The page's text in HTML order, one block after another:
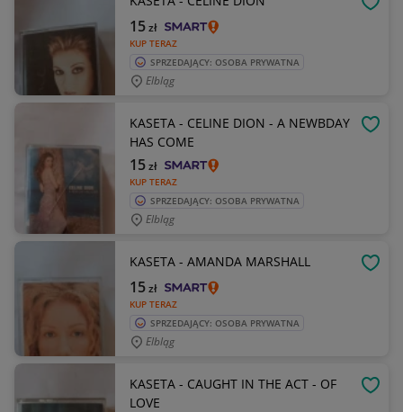
KUP TERAZ
15zł
SPRZEDAJĄCY: OSOBA PRYWATNA
Elbląg
KASETA - CELINE DION - A NEWBDAY
HAS COME
KUP TERAZ
15zł
SPRZEDAJĄCY: OSOBA PRYWATNA
Elbląg
KASETA - AMANDA MARSHALL
KUP TERAZ
15zł
SPRZEDAJĄCY: OSOBA PRYWATNA
Elbląg
KASETA - CAUGHT IN THE ACT - OF
LOVE